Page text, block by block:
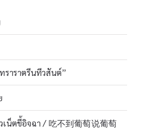
าราตรีนทีวสันต์”
เน็ตขี้อิจฉา / 吃不到葡萄说葡萄